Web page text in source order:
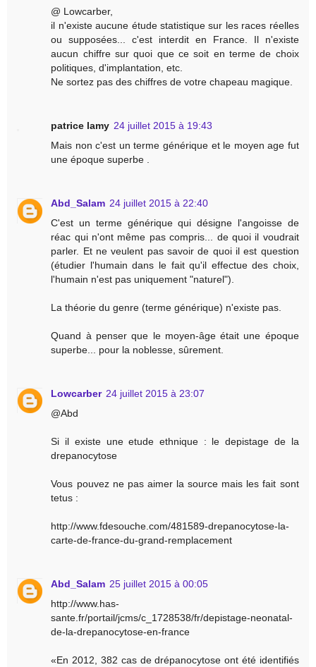
@ Lowcarber,
il n'existe aucune étude statistique sur les races réelles
ou supposées... c'est interdit en France. Il n'existe
aucun chiffre sur quoi que ce soit en terme de choix
politiques, d'implantation, etc.
Ne sortez pas des chiffres de votre chapeau magique.
patrice lamy 24 juillet 2015 à 19:43
Mais non c'est un terme générique et le moyen age fut
une époque superbe .
Abd_Salam 24 juillet 2015 à 22:40
C'est un terme générique qui désigne l'angoisse de
réac qui n'ont même pas compris... de quoi il voudrait
parler. Et ne veulent pas savoir de quoi il est question
(étudier l'humain dans le fait qu'il effectue des choix,
l'humain n'est pas uniquement "naturel").
La théorie du genre (terme générique) n'existe pas.
Quand à penser que le moyen-âge était une époque
superbe... pour la noblesse, sûrement.
Lowcarber 24 juillet 2015 à 23:07
@Abd
Si il existe une etude ethnique : le depistage de la
drepanocytose
Vous pouvez ne pas aimer la source mais les fait sont
tetus :
http://www.fdesouche.com/481589-drepanocytose-la-
carte-de-france-du-grand-remplacement
Abd_Salam 25 juillet 2015 à 00:05
http://www.has-
sante.fr/portail/jcms/c_1728538/fr/depistage-neonatal-
de-la-drepanocytose-en-france
«En 2012, 382 cas de drépanocytose ont été identifiés